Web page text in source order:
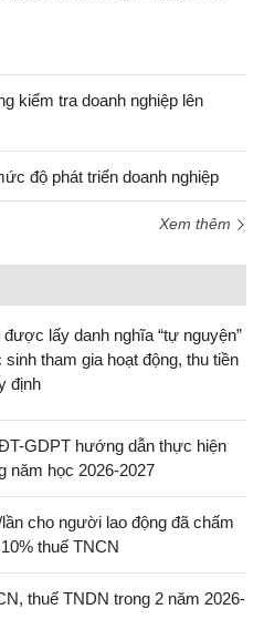
kiểm tra doanh nghiệp lên
độ phát triển doanh nghiệp
Xem thêm
được lấy danh nghĩa “tự nguyện”
sinh tham gia hoạt động, thu tiền
định
GDPT hướng dẫn thực hiện
năm học 2026-2027
cho người lao động đã chấm
thuế TNCN
thuế TNDN trong 2 năm 2026-